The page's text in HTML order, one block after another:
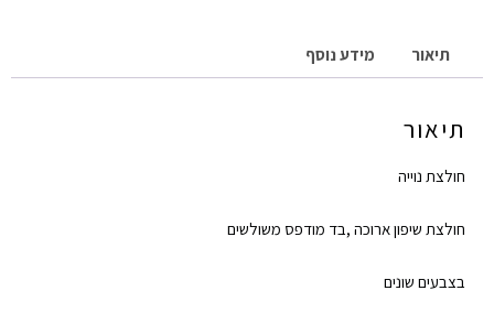
תיאור מידע נוסף
תיאור
חולצת נוייה
חולצת שיפון ארוכה ,בד מודפס משולשים
בצבעים שונים